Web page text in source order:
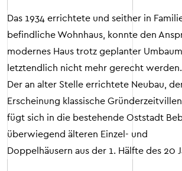
Das 1934 errichtete und seither in
befindliche Wohnhaus, konnte den
modernes Haus trotz geplanter
letztendlich nicht mehr gerecht werden.
Der an alter Stelle errichtete Neubau,
Erscheinung klassische
fügt sich in die bestehende Oststadt
überwiegend älteren Einzel- und
Doppelhäusern aus der 1. Hälfte des 20